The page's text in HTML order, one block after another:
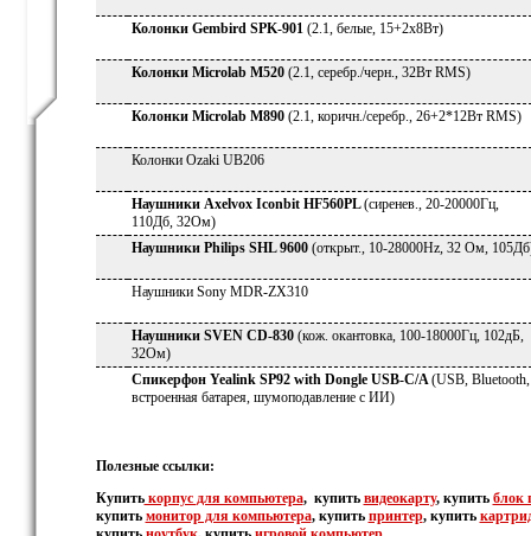
Колонки Gembird SPK-901 (2.1, белые, 15+2х8Вт)
Колонки Microlab M520 (2.1, серебр./черн., 32Вт RMS)
Колонки Microlab M890 (2.1, коричн./серебр., 26+2*12Вт RMS)
Колонки Ozaki UB206
Наушники Axelvox Iconbit HF560PL(сиренев., 20-20000Гц,
110Дб, 32Ом)
Наушники Philips SHL 9600 (открыт., 10-28000Hz, 32 Ом,
Наушники Sony MDR-ZX310
Наушники SVEN CD-830 (кож. окантовка, 100-18000Гц, 102дБ,
32Ом)
Спикерфон Yealink SP92 with Dongle USB-C/A(USB, Bluetooth,
встроенная батарея, шумоподавление с ИИ)
Полезные ссылки:
Купитькорпус для компьютера, купить видеокарту, купить блок
купить монитор для компьютера, купить принтер, купить